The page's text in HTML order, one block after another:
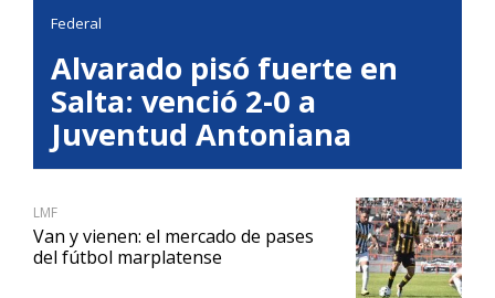
Federal
Alvarado pisó fuerte en
Salta: venció 2-0 a
Juventud Antoniana
LMF
Van y vienen: el mercado de pases
del fútbol marplatense